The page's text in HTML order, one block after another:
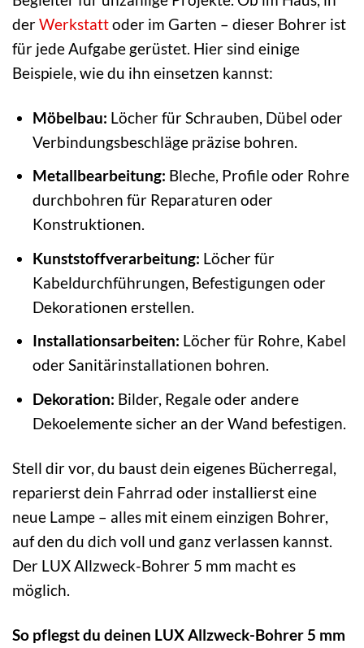
derWerkstattoder im Garten – dieser Bohrer ist
für jede Aufgabe gerüstet. Hier sind einige
Beispiele, wie du ihn einsetzen kannst:
Möbelbau: Löcher für Schrauben, Dübel oder
Verbindungsbeschläge präzise bohren.
Metallbearbeitung: Bleche, Profile oder Rohre
durchbohren für Reparaturen oder
Konstruktionen.
Kunststoffverarbeitung: Löcher für
Kabeldurchführungen, Befestigungen oder
Dekorationen erstellen.
Installationsarbeiten: Löcher für Rohre, Kabel
oder Sanitärinstallationen bohren.
Dekoration: Bilder, Regale oder andere
Dekoelemente sicher an der Wand befestigen.
Stell dir vor, du baust dein eigenes Bücherregal,
reparierst dein Fahrrad oder installierst eine
neue Lampe – alles mit einem einzigen Bohrer,
auf den du dich voll und ganz verlassen kannst.
Der LUX Allzweck-Bohrer 5 mm macht es
möglich.
So pflegst du deinen LUX Allzweck-Bohrer 5 mm